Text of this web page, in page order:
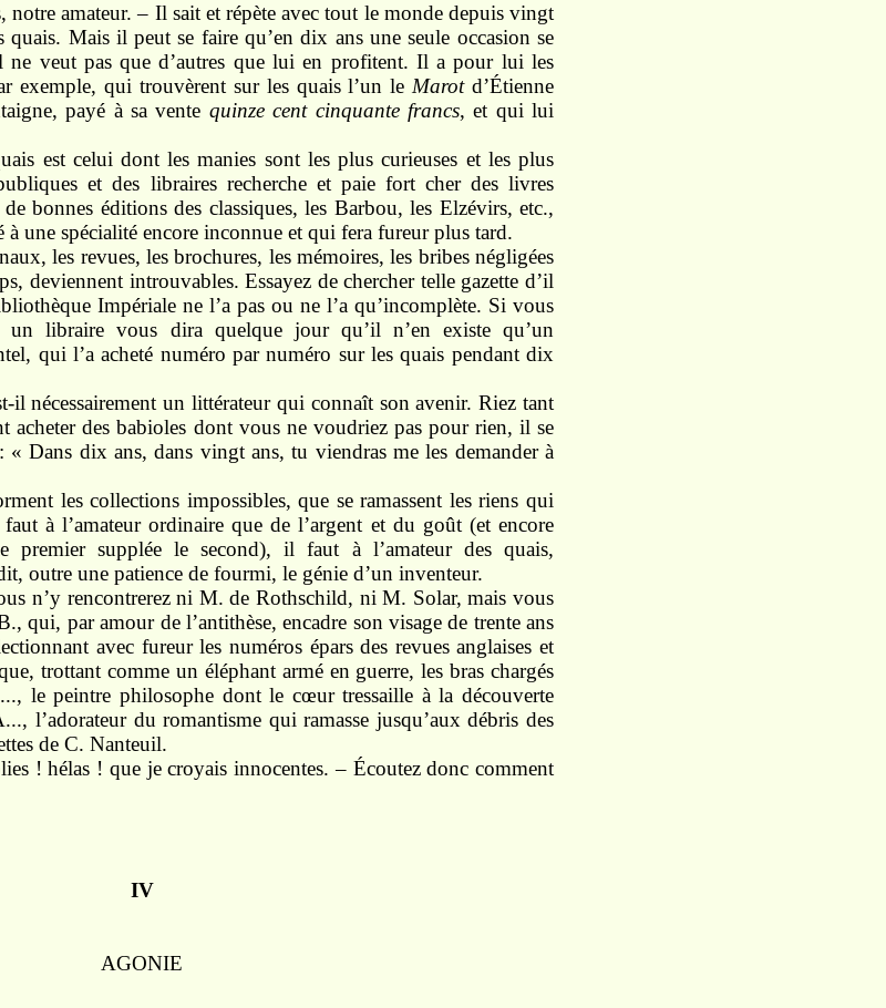
amateur. – Il sait et répète avec tout le monde depuis vingt
Mais il peut se faire qu’en dix ans une seule occasion se
ne veut pas que d’autres que lui en profitent. Il a pour lui les
exemple, qui trouvèrent sur les quais l’un le Marotd’Étienne
payé à sa vente quinze cent cinquante francs, et qui lui
est celui dont les manies sont les plus curieuses et les plus
et des libraires recherche et paie fort cher des livres
bonnes éditions des classiques, les Barbou, les Elzévirs, etc.,
à une spécialité encore inconnue et qui fera fureur plus tard.
les revues, les brochures, les mémoires, les bribes négligées
deviennent introuvables. Essayez de chercher telle gazette d’il
Impériale ne l’a pas ou ne l’a qu’incomplète. Si vous
un libraire vous dira quelque jour qu’il n’en existe qu’un
qui l’a acheté numéro par numéro sur les quais pendant dix
il nécessairement un littérateur qui connaît son avenir. Riez tant
acheter des babioles dont vous ne voudriez pas pour rien, il se
Dans dix ans, dans vingt ans, tu viendras me les demander à
les collections impossibles, que se ramassent les riens qui
à l’amateur ordinaire que de l’argent et du goût (et encore
premier supplée le second), il faut à l’amateur des quais,
outre une patience de fourmi, le génie d’un inventeur.
n’y rencontrerez ni M. de Rothschild, ni M. Solar, mais vous
qui, par amour de l’antithèse, encadre son visage de trente ans
avec fureur les numéros épars des revues anglaises et
trottant comme un éléphant armé en guerre, les bras chargés
le peintre philosophe dont le cœur tressaille à la découverte
l’adorateur du romantisme qui ramasse jusqu’aux débris des
de C. Nanteuil.
! hélas ! que je croyais innocentes. – Écoutez donc comment
IV
AGONIE